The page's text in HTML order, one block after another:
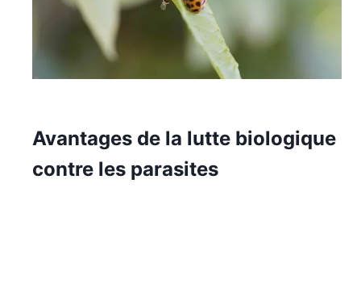
Avantages de la lutte biologique
contre les parasites